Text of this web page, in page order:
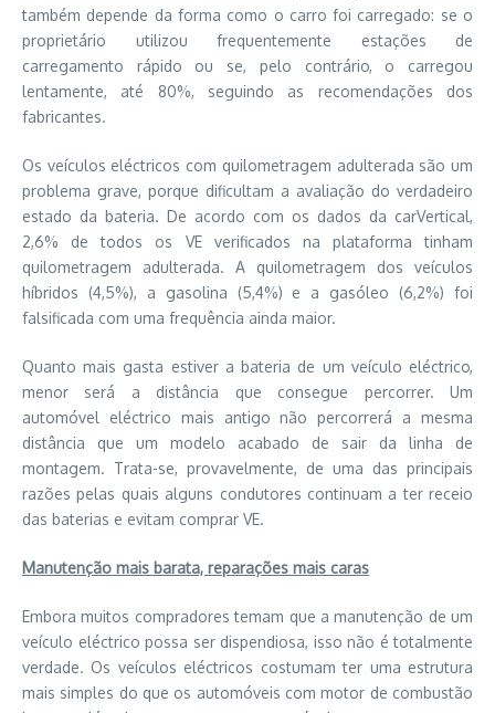
também depende da forma como o carro foi carregado: se o
proprietário utilizou frequentemente estações de
carregamento rápido ou se, pelo contrário, o carregou
lentamente, até 80%, seguindo as recomendações dos
fabricantes.
Os veículos eléctricos com quilometragem adulterada são um
problema grave, porque dificultam a avaliação do verdadeiro
estado da bateria. De acordo com os dados da carVertical,
2,6% de todos os VE verificados na plataforma tinham
quilometragem adulterada. A quilometragem dos veículos
híbridos (4,5%), a gasolina (5,4%) e a gasóleo (6,2%) foi
falsificada com uma frequência ainda maior.
Quanto mais gasta estiver a bateria de um veículo eléctrico,
menor será a distância que consegue percorrer. Um
automóvel eléctrico mais antigo não percorrerá a mesma
distância que um modelo acabado de sair da linha de
montagem. Trata-se, provavelmente, de uma das principais
razões pelas quais alguns condutores continuam a ter receio
das baterias e evitam comprar VE.
Manutenção mais barata, reparações mais caras
Embora muitos compradores temam que a manutenção de um
veículo eléctrico possa ser dispendiosa, isso não é totalmente
verdade. Os veículos eléctricos costumam ter uma estrutura
mais simples do que os automóveis com motor de combustão